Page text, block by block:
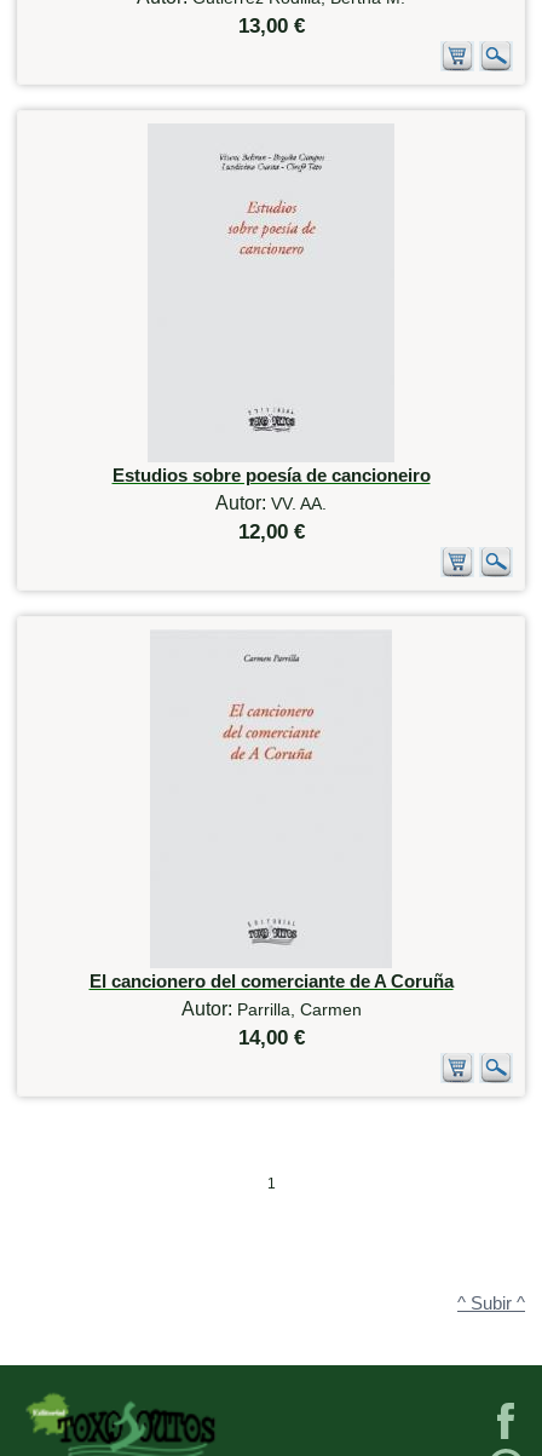
13,00 €
Estudios sobre poesía de cancioneiro
Autor: VV. AA.
12,00 €
El cancionero del comerciante de A Coruña
Autor: Parrilla, Carmen
14,00 €
1
^ Subir ^